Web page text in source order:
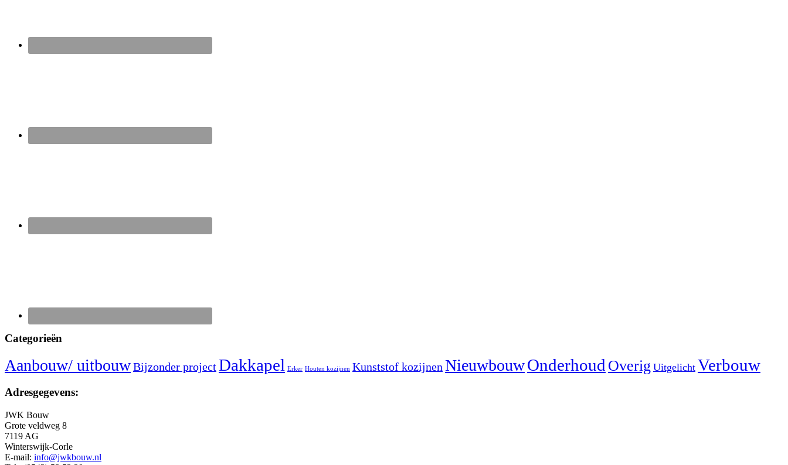
Categorieën
Aanbouw/ uitbouwBijzonder projectDakkapel Erker Houten kozijnen Kunststof kozijnenNieuwbouwOnderhoud Overig Uitgelicht Verbouw
Adresgegevens:
JWK Bouw
Grote veldweg 8
7119 AG
Winterswijk-Corle
E-mail: info@jwkbouw.nl